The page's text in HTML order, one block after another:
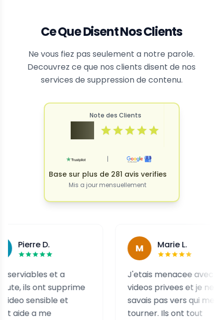
Ce Que Disent Nos Clients
Ne vous fiez pas seulement a notre parole.
Decouvrez ce que nos clients disent de nos
services de suppression de contenu.
Note des Clients
|
Base sur plus de 281 avis verifies
Mis a jour mensuellement
D.
et a
ont supprime
et
a me
Marie L.
J'etais menacee avec des
videos privees et je ne
savais pas vers qui me
tourner. Ils ont tout